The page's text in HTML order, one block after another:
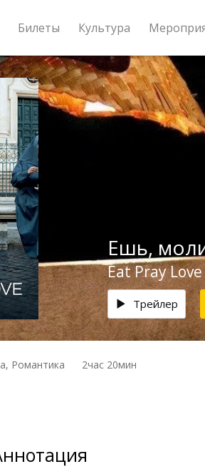
Билеты Культура
Ешь,
Eat Pray
Трейлер
Романтика 2час 20мин